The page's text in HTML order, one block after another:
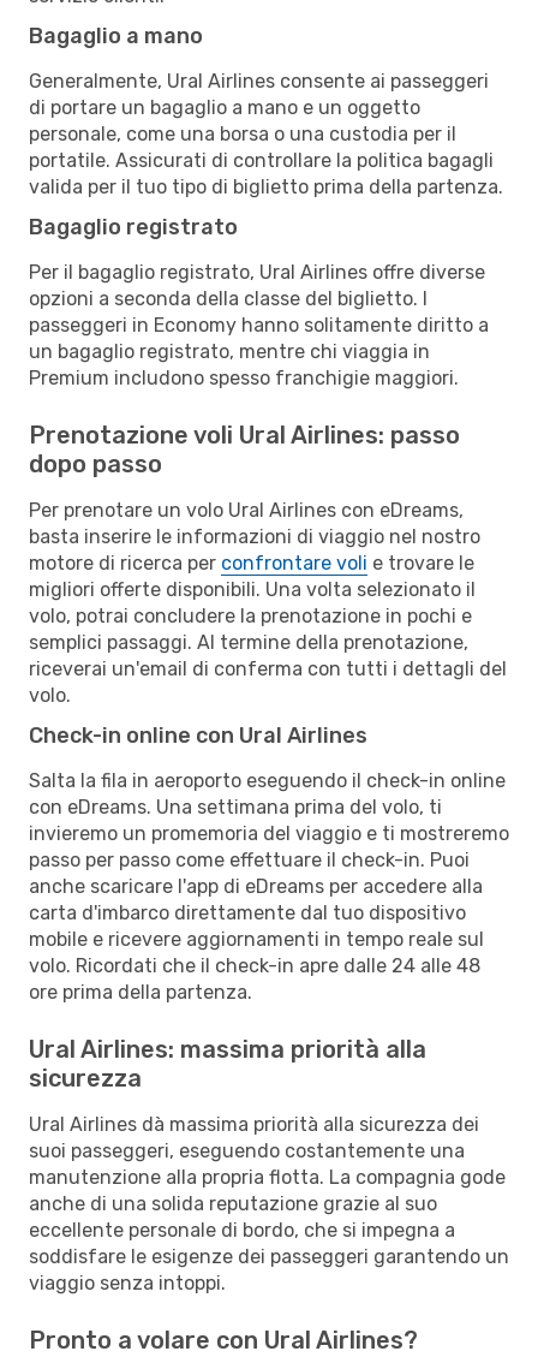
Bagaglio a mano
Generalmente, Ural Airlines consente ai passeggeri
di portare un bagaglio a mano e un oggetto
personale, come una borsa o una custodia per il
portatile. Assicurati di controllare la politica bagagli
valida per il tuo tipo di biglietto prima della partenza.
Bagaglio registrato
Per il bagaglio registrato, Ural Airlines offre diverse
opzioni a seconda della classe del biglietto. I
passeggeri in Economy hanno solitamente diritto a
un bagaglio registrato, mentre chi viaggia in
Premium includono spesso franchigie maggiori.
Prenotazione voli Ural Airlines: passo
dopo passo
Per prenotare un volo Ural Airlines con eDreams,
basta inserire le informazioni di viaggio nel nostro
motore di ricerca per confrontare voli e trovare le
migliori offerte disponibili. Una volta selezionato il
volo, potrai concludere la prenotazione in pochi e
semplici passaggi. Al termine della prenotazione,
riceverai un'email di conferma con tutti i dettagli del
volo.
Check-in online con Ural Airlines
Salta la fila in aeroporto eseguendo il check-in online
con eDreams. Una settimana prima del volo, ti
invieremo un promemoria del viaggio e ti mostreremo
passo per passo come effettuare il check-in. Puoi
anche scaricare l'app di eDreams per accedere alla
carta d'imbarco direttamente dal tuo dispositivo
mobile e ricevere aggiornamenti in tempo reale sul
volo. Ricordati che il check-in apre dalle 24 alle 48
ore prima della partenza.
Ural Airlines: massima priorità alla
sicurezza
Ural Airlines dà massima priorità alla sicurezza dei
suoi passeggeri, eseguendo costantemente una
manutenzione alla propria flotta. La compagnia gode
anche di una solida reputazione grazie al suo
eccellente personale di bordo, che si impegna a
soddisfare le esigenze dei passeggeri garantendo un
viaggio senza intoppi.
Pronto a volare con Ural Airlines?